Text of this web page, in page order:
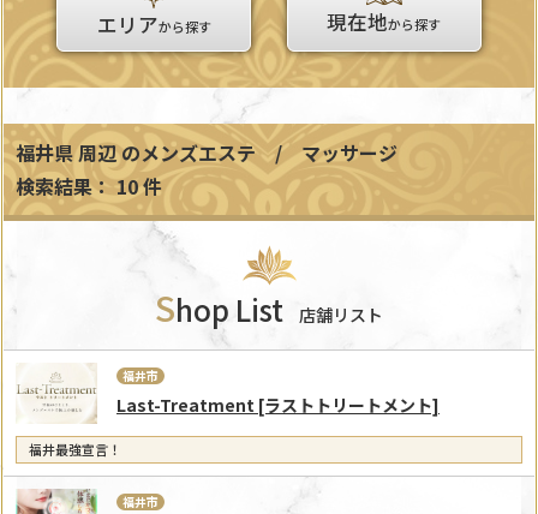
エリアから探す 現在地から探す
福井県 周辺のメンズエステ / マッサージ
検索結果： 10 件
Shop List 店舗リスト
福井市
Last-Treatment [ラストトリートメント]
福井最強宣言！
福井市